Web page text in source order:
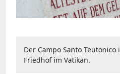
Der Campo Santo
Friedhof im Vatikan.